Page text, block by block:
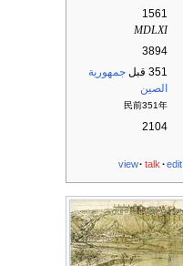
1561
MDLXI
3894
351 قبل
جمهورية
الصين
民前351年
2104
view talk edit